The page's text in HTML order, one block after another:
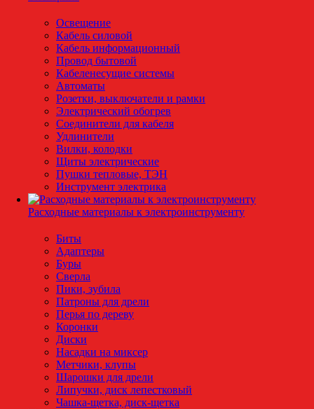
Освещение
Кабель силовой
Кабель информационный
Провод бытовой
Кабеленесущие системы
Автоматы
Розетки, выключатели и рамки
Электрический обогрев
Соединители для кабеля
Удлинители
Вилки, колодки
Щиты электрические
Пушки тепловые, ТЭН
Инструмент электрика
Расходные материалы к электроинструменту
Биты
Адаптеры
Буры
Сверла
Пики, зубила
Патроны для дрели
Перья по дереву
Коронки
Диски
Насадки на миксер
Метчики, клупы
Шарошки для дрели
Липучки, диск лепестковый
Чашка-щетка, диск-щетка